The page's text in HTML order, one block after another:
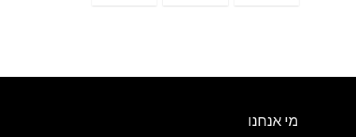
מי אנחנו